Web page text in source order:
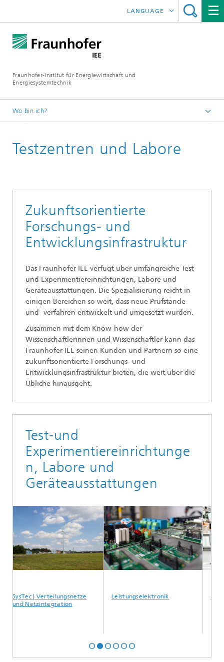
Fraunhofer-Institut für Energiewirtschaft und
Energiesystemtechnik
LANGUAGE
Wo bin ich?
Testzentren und Labore
Zukunftsorientierte
Forschungs- und
Entwicklungsinfrastruktur
Das Fraunhofer IEE verfügt über umfangreiche Test-
und Experimentiereinrichtungen, Labore und
Geräteausstattungen. Die Spezialisierung reicht in
einigen Bereichen so weit, dass neue Prüfstände
und -verfahren entwickelt und umgesetzt wurden.
Zusammen mit dem Know-how der
Wissenschaftlerinnen und Wissenschaftler kann das
Fraunhofer IEE seinen Kunden und Partnern so eine
zukunftsorientierte Forschungs- und
Entwicklungsinfrastruktur bieten, die weit über die
Übliche hinausgeht.
Test-und
Experimentiereinrichtunge
n, Labore und
Geräteausstattungen
| Verteilungsnetze
Leistungselektronik